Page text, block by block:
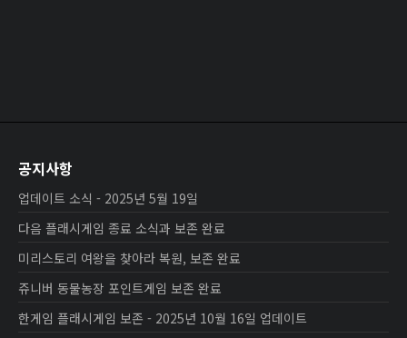
공지사항
업데이트 소식 - 2025년 5월 19일
다음 플래시게임 종료 소식과 보존 완료
미리스토리 여왕을 찾아라 복원, 보존 완료
쥬니버 동물농장 포인트게임 보존 완료
한게임 플래시게임 보존 - 2025년 10월 16일 업데이트